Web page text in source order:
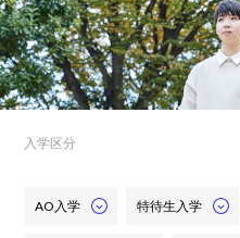
入学区分
AO入学 特待生入学